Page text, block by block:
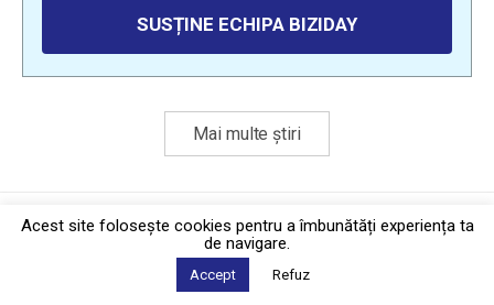
SUSȚINE ECHIPA BIZIDAY
Mai multe știri
Politica de confidențialitate·Contact
2026 © Biziday
Acest site foloseşte cookies pentru a îmbunătăți experiența ta
de navigare.
Accept Refuz